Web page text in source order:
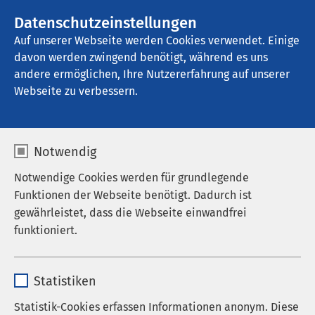
Datenschutzeinstellungen
Auf unserer Webseite werden Cookies verwendet. Einige
davon werden zwingend benötigt, während es uns
andere ermöglichen, Ihre Nutzererfahrung auf unserer
Webseite zu verbessern.
Notwendig
Notwendige Cookies werden für grundlegende
Funktionen der Webseite benötigt. Dadurch ist
gewährleistet, dass die Webseite einwandfrei
funktioniert.
Anbieter sgalinski
Statistiken
Statistik-Cookies erfassen Informationen anonym. Diese
AMEOS Klinikum St. Clemens Oberhausen
Physiotherapie /
Krankengymnastik
Physiotherapie
In unserer Physiotherapie setzen wir alles daran,
schnell wieder Ihre möglichst komplette